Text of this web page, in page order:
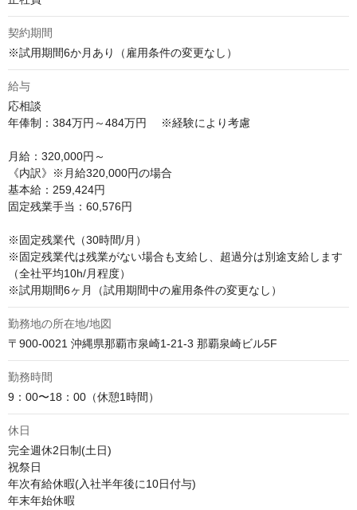
契約期間
※試用期間6か月あり（雇用条件の変更なし）
給与
応相談
年俸制：384万円～484万円　 ※経験により考慮
月給：320,000円～
《内訳》※月給320,000円の場合
基本給：259,424円
固定残業手当：60,576円
※固定残業代（30時間/月）
※固定残業代は残業がない場合も支給し、超過分は別途支給します
（全社平均10h/月程度）
※試用期間6ヶ月（試用期間中の雇用条件の変更なし）
勤務地の所在地/地図
〒900-0021 沖縄県那覇市泉崎1-21-3 那覇泉崎ビル5F
勤務時間
9：00〜18：00（休憩1時間）
休日
完全週休2日制(土日)
祝祭日
年次有給休暇(入社半年後に10日付与)
年末年始休暇